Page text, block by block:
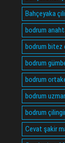
Bahçeyaka
bodrum
bodrum bitez
bodrum
bodrum
bodrum
bodrum
Cevat şakir